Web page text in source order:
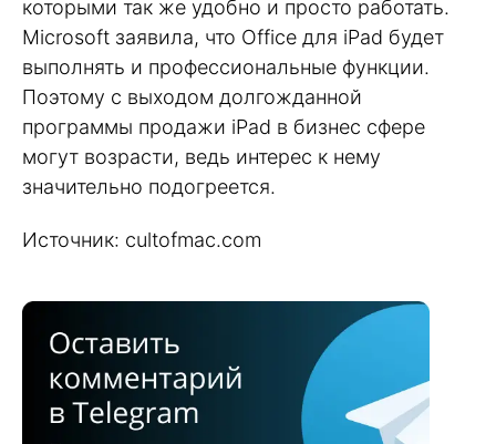
которыми так же удобно и просто работать.
Microsoft заявила, что Office для iPad будет
выполнять и профессиональные функции.
Поэтому с выходом долгожданной
программы продажи iPad в бизнес сфере
могут возрасти, ведь интерес к нему
значительно подогреется.
Источник: cultofmac.com